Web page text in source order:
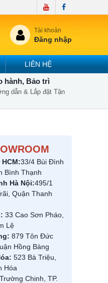
Tài khoản
Đăng nhập
LIÊN HỆ
hành, Bảo trì
dẫn & Lắp đặt Tận
33/4 Bùi Đình
Bình Thạnh
Hà Nội:495/1
Quận Thanh
33 Cao Sơn Pháo,
Lệ
879 Tôn Đức
Hồng Bàng
523 Bà Triệu,
Hóa
Chinh, TP.